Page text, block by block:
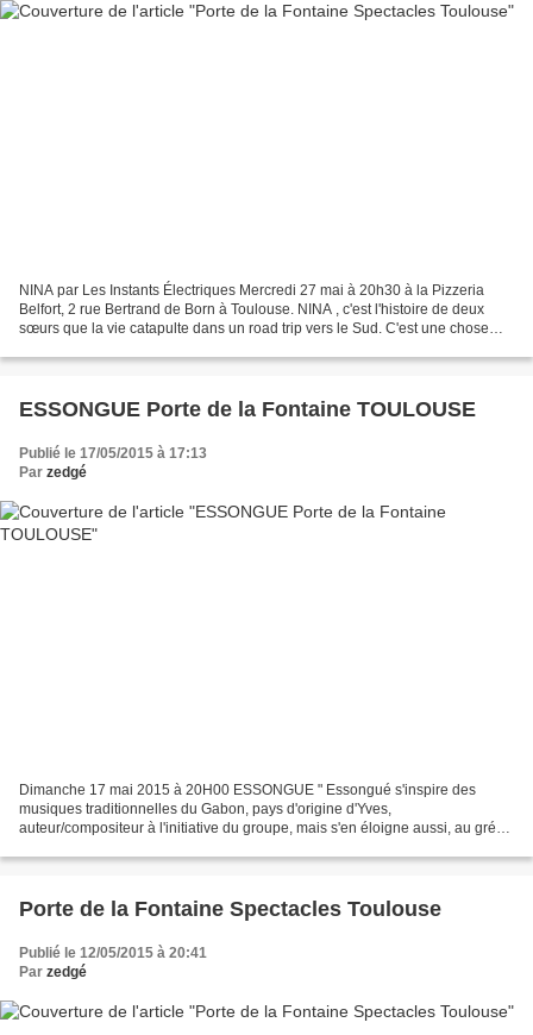
NINA par Les Instants Électriques Mercredi 27 mai à 20h30 à la Pizzeria
Belfort, 2 rue Bertrand de Born à Toulouse. NINA , c'est l'histoire de deux
sœurs que la vie catapulte dans un road trip vers le Sud. C'est une chose
ESSONGUE Porte de la Fontaine TOULOUSE
Publié le 17/05/2015 à 17:13
Par zedgé
Dimanche 17 mai 2015 à 20H00 ESSONGUE " Essongué s'inspire des
musiques traditionnelles du Gabon, pays d'origine d'Yves,
auteur/compositeur à l'initiative du groupe, mais s'en éloigne aussi, au gré
Porte de la Fontaine Spectacles Toulouse
Publié le 12/05/2015 à 20:41
Par zedgé